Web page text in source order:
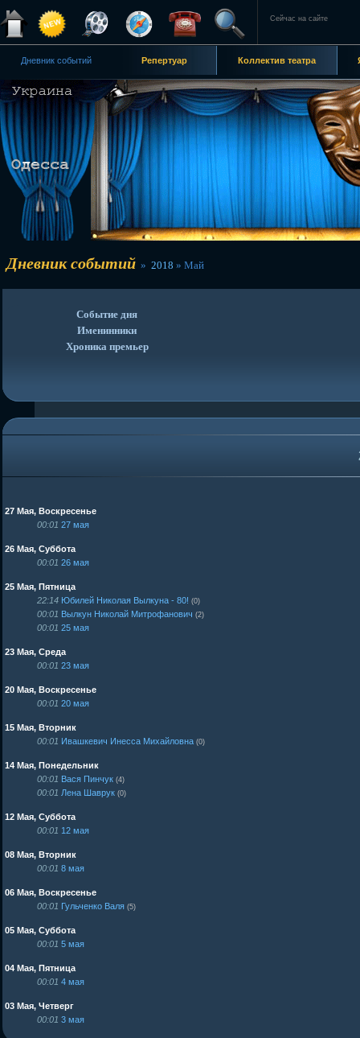
Сейчас на сайте
Дневник событий Репертуар Коллектив театра
Дневник событий » 2018 » Май
Событие дня
Именинники
Хроника премьер
27 Мая, Воскресенье
00:01 27 мая
26 Мая, Суббота
00:01 26 мая
25 Мая, Пятница
22:14 Юбилей Николая Вылкуна - 80! (0)
00:01 Вылкун Николай Митрофанович (2)
00:01 25 мая
23 Мая, Среда
00:01 23 мая
20 Мая, Воскресенье
00:01 20 мая
15 Мая, Вторник
00:01 Ивашкевич Инесса Михайловна (0)
14 Мая, Понедельник
00:01 Вася Пинчук (4)
00:01 Лена Шаврук (0)
12 Мая, Суббота
00:01 12 мая
08 Мая, Вторник
00:01 8 мая
06 Мая, Воскресенье
00:01 Гульченко Валя (5)
05 Мая, Суббота
00:01 5 мая
04 Мая, Пятница
00:01 4 мая
03 Мая, Четверг
00:01 3 мая